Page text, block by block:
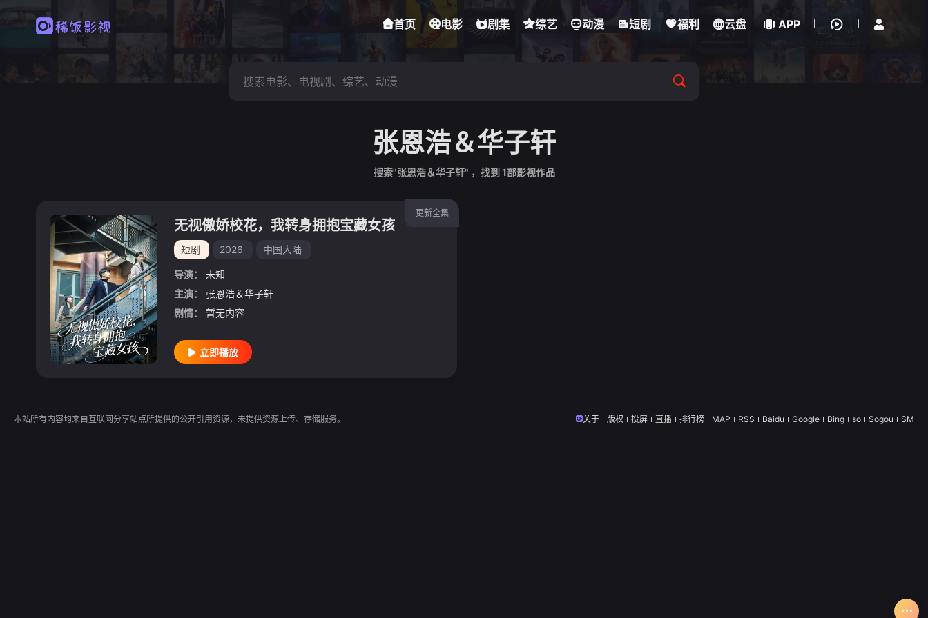
首页 电影 剧集 综艺 动漫 短剧 福利 云盘 APP
张恩浩＆华子轩
搜索"张恩浩＆华子轩" ，找到 1部影视作品
更新全集
无视傲娇校花，我转身拥抱宝藏女孩
短剧 2026 中国大陆
导演：
未知
主演：
张恩浩＆华子轩
剧情：
暂无内容
立即播放
关于 版权 投屏 直播 排行榜 MAP RSS Baidu Google Bing so Sogou SM
本站所有内容均来自互联网分享站点所提供的公开引用资源，未提供资源上传、存储服务。